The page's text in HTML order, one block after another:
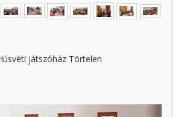
játszóház Törtelen